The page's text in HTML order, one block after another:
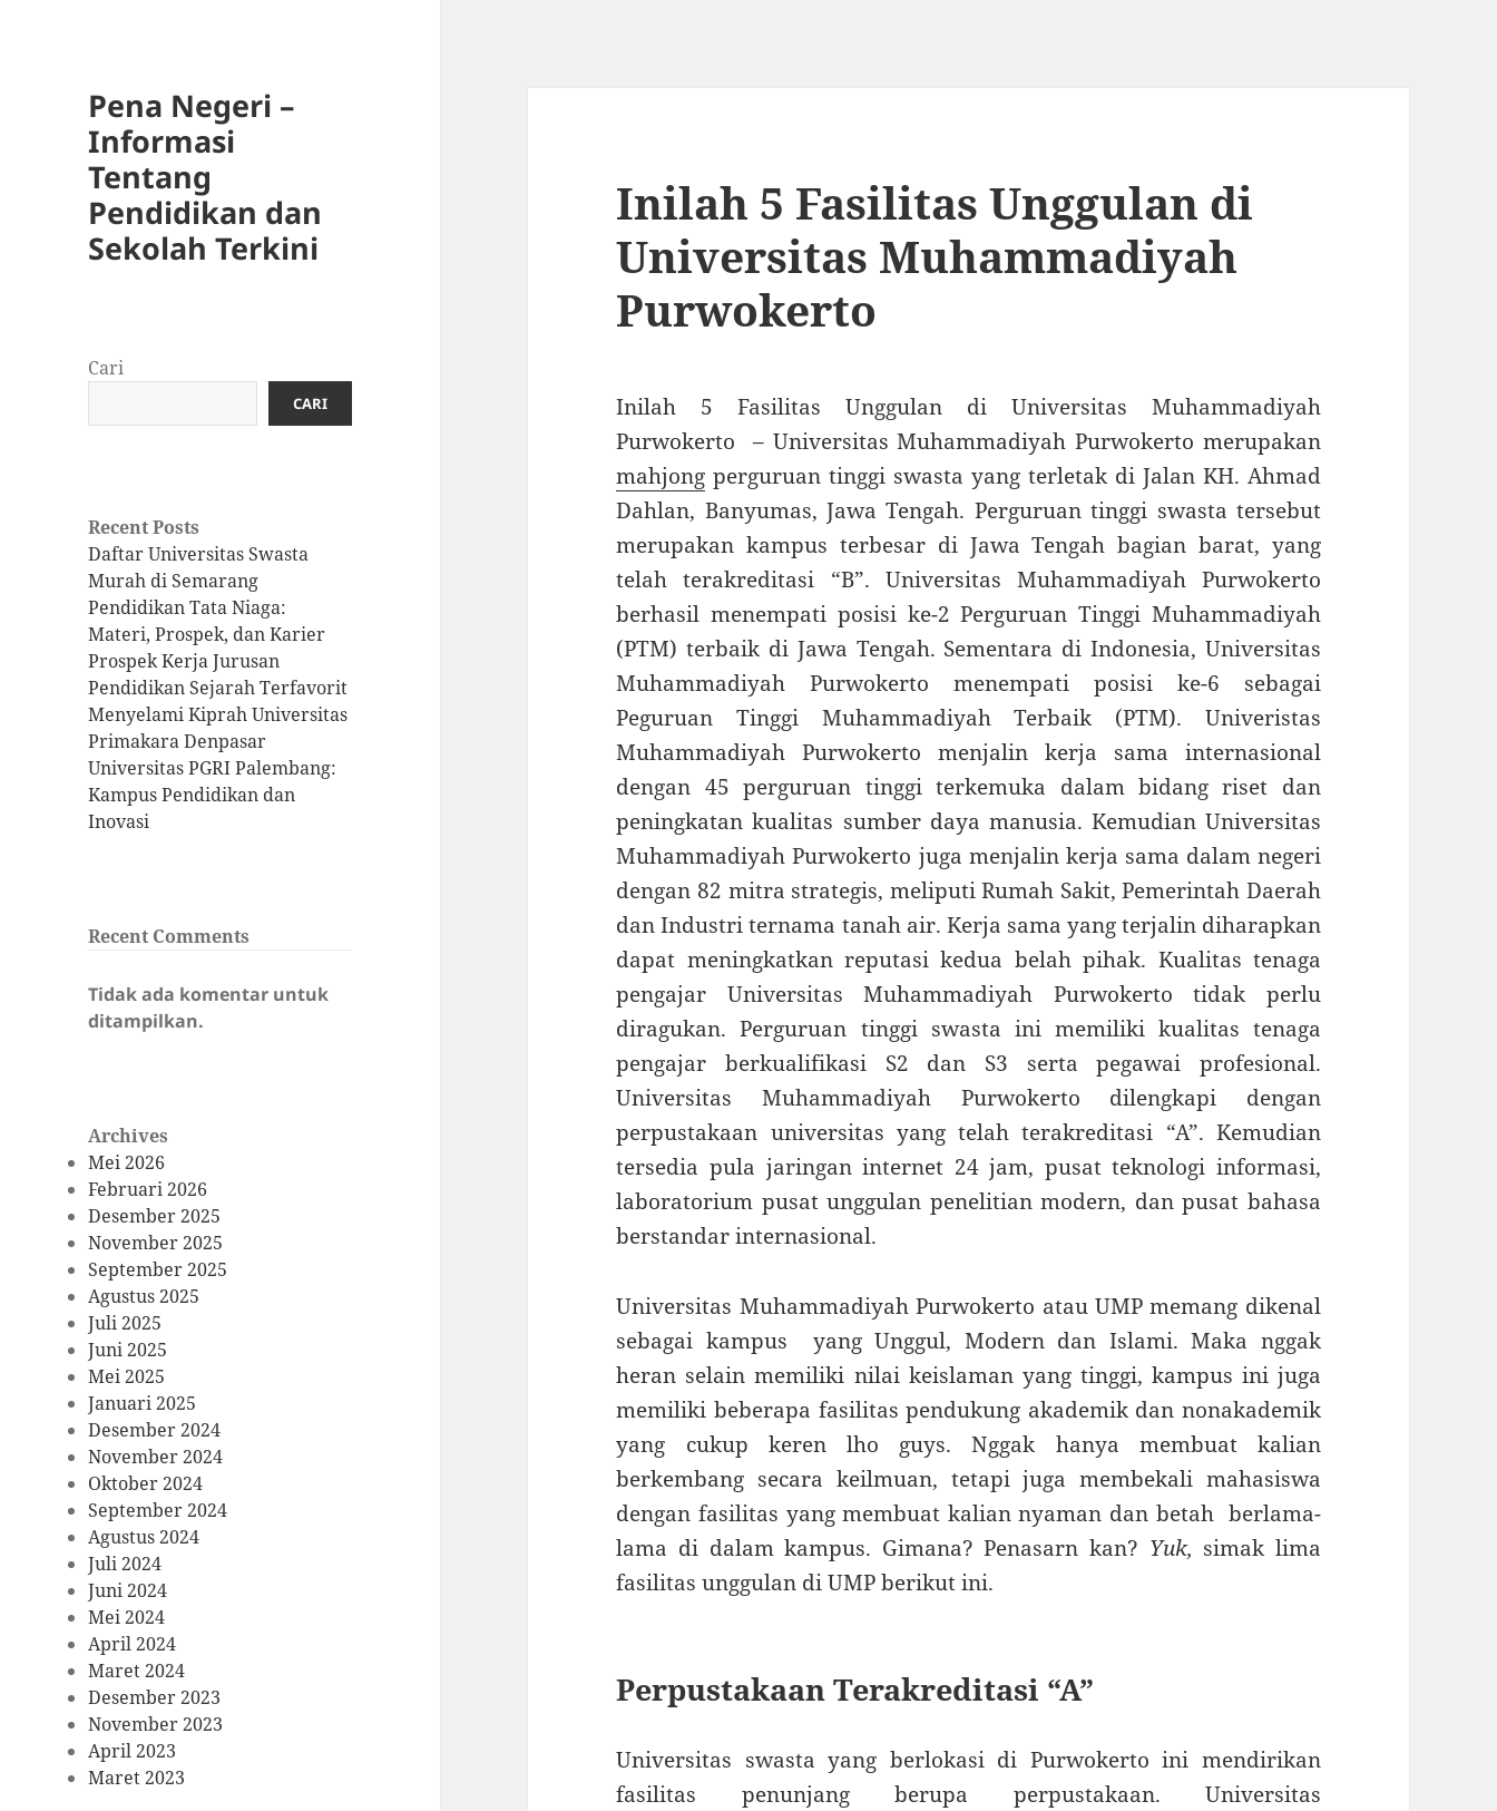
Pena Negeri –
Informasi
Tentang
Pendidikan dan
Sekolah Terkini
Cari
CARI
Recent Posts
Daftar Universitas Swasta
Murah di Semarang
Pendidikan Tata Niaga:
Materi, Prospek, dan Karier
Prospek Kerja Jurusan
Pendidikan Sejarah Terfavorit
Menyelami Kiprah Universitas
Primakara Denpasar
Universitas PGRI Palembang:
Kampus Pendidikan dan
Inovasi
Recent Comments
Tidak ada komentar untuk
ditampilkan.
Archives
Mei 2026
Februari 2026
Desember 2025
November 2025
September 2025
Agustus 2025
Juli 2025
Juni 2025
Mei 2025
Januari 2025
Desember 2024
November 2024
Oktober 2024
September 2024
Agustus 2024
Juli 2024
Juni 2024
Mei 2024
April 2024
Maret 2024
Desember 2023
November 2023
April 2023
Maret 2023
Inilah 5 Fasilitas Unggulan di
Universitas Muhammadiyah
Purwokerto
Inilah 5 Fasilitas Unggulan di Universitas Muhammadiyah
Purwokerto – Universitas Muhammadiyah Purwokerto merupakan
mahjong perguruan tinggi swasta yang terletak di Jalan KH. Ahmad
Dahlan, Banyumas, Jawa Tengah. Perguruan tinggi swasta tersebut
merupakan kampus terbesar di Jawa Tengah bagian barat, yang
telah terakreditasi “B”. Universitas Muhammadiyah Purwokerto
berhasil menempati posisi ke-2 Perguruan Tinggi Muhammadiyah
(PTM) terbaik di Jawa Tengah. Sementara di Indonesia, Universitas
Muhammadiyah Purwokerto menempati posisi ke-6 sebagai
Peguruan Tinggi Muhammadiyah Terbaik (PTM). Univeristas
Muhammadiyah Purwokerto menjalin kerja sama internasional
dengan 45 perguruan tinggi terkemuka dalam bidang riset dan
peningkatan kualitas sumber daya manusia. Kemudian Universitas
Muhammadiyah Purwokerto juga menjalin kerja sama dalam negeri
dengan 82 mitra strategis, meliputi Rumah Sakit, Pemerintah Daerah
dan Industri ternama tanah air. Kerja sama yang terjalin diharapkan
dapat meningkatkan reputasi kedua belah pihak. Kualitas tenaga
pengajar Universitas Muhammadiyah Purwokerto tidak perlu
diragukan. Perguruan tinggi swasta ini memiliki kualitas tenaga
pengajar berkualifikasi S2 dan S3 serta pegawai profesional.
Universitas Muhammadiyah Purwokerto dilengkapi dengan
perpustakaan universitas yang telah terakreditasi “A”. Kemudian
tersedia pula jaringan internet 24 jam, pusat teknologi informasi,
laboratorium pusat unggulan penelitian modern, dan pusat bahasa
berstandar internasional.
Universitas Muhammadiyah Purwokerto atau UMP memang dikenal
sebagai kampus yang Unggul, Modern dan Islami. Maka nggak
heran selain memiliki nilai keislaman yang tinggi, kampus ini juga
memiliki beberapa fasilitas pendukung akademik dan nonakademik
yang cukup keren lho guys. Nggak hanya membuat kalian
berkembang secara keilmuan, tetapi juga membekali mahasiswa
dengan fasilitas yang membuat kalian nyaman dan betah berlama-
lama di dalam kampus. Gimana? Penasarn kan? Yuk, simak lima
fasilitas unggulan di UMP berikut ini.
Perpustakaan Terakreditasi “A”
Universitas swasta yang berlokasi di Purwokerto ini mendirikan
fasilitas penunjang berupa perpustakaan. Universitas